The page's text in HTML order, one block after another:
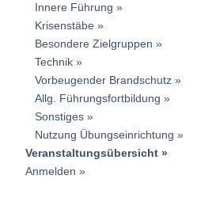
Innere Führung
Krisenstäbe
Besondere Zielgruppen
Technik
Vorbeugender Brandschutz
Allg. Führungsfortbildung
Sonstiges
Nutzung Übungseinrichtung
Veranstaltungsübersicht
Anmelden